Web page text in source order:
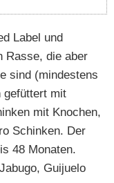
Label und
Rasse, die aber
sind (mindestens
gefüttert mit
mit Knochen,
Schinken. Der
48 Monaten.
Guijuelo